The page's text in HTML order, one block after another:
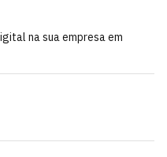
na sua empresa em